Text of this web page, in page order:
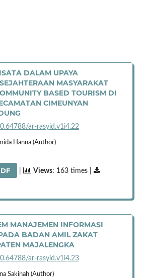
DALAM UPAYA
MASYARAKAT
BASED TOURISM DI
CIMEUNYAN
ar-rasyid.v1i4.22
Hanna (Author)
Views: 163 times |
MANAJEMEN INFORMASI
BADAN AMIL ZAKAT
MAJALENGKA
ar-rasyid.v1i4.23
Sakinah (Author)